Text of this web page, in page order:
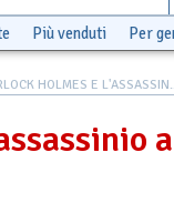
Più venduti Per
HOLMES E
a